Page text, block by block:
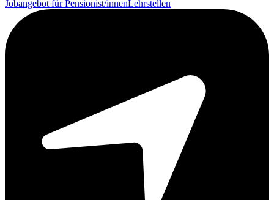
Jobangebot für Pensionist/innenLehrstellen